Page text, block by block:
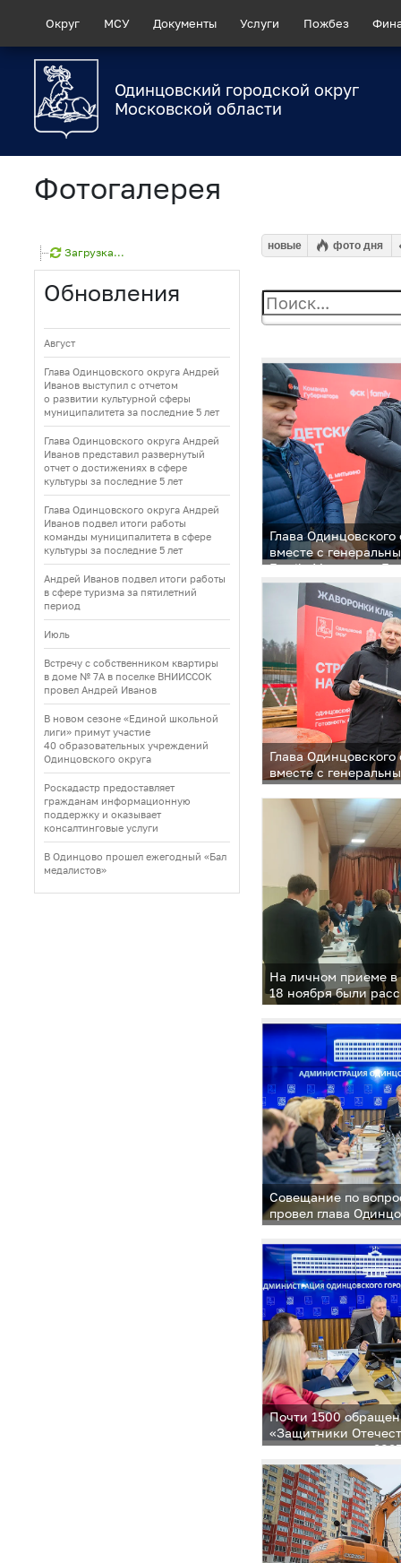
Округ МСУ Документы Услуги Пожбез
Одинцовский городской округ
Московской области
Фотогалерея
Загрузка...
Обновления
Август
Глава Одинцовского округа Андрей
Иванов выступил с отчетом
о развитии культурной сферы
муниципалитета за последние 5 лет
Глава Одинцовского округа Андрей
Иванов представил развернутый
отчет о достижениях в сфере
культуры за последние 5 лет
Глава Одинцовского округа Андрей
Иванов подвел итоги работы
команды муниципалитета в сфере
культуры за последние 5 лет
Андрей Иванов подвел итоги работы
в сфере туризма за пятилетний
период
Июль
Встречу с собственником квартиры
в доме № 7А в поселке ВНИИССОК
провел Андрей Иванов
В новом сезоне «Единой школьной
лиги» примут участие
40 образовательных учреждений
Одинцовского округа
Роскадастр предоставляет
гражданам информационную
поддержку и оказывает
консалтинговые услуги
В Одинцово прошел ежегодный «Бал
медалистов»
новые фото дня
Глава
вместе с
Family Максимом
заложили капсулу
детского сада в
«Жаворонки Клаб»
Глава
вместе с
Family Максимом
заложили капсулу
детского сада в
«Жаворонки Клаб»
На личном приеме
18 ноября были
27 человек
Совещание по
провел глава
Иванов
Почти 1500
«Защитники
округе с начала